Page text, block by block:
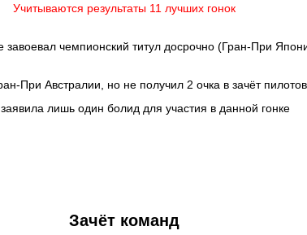
Учитываются результаты 11 лучших гонок
завоевал чемпионский титул досрочно (Гран-При
При Австралии, но не получил 2 очка в зачёт
лишь один болид для участия в данной гонке
Зачёт команд